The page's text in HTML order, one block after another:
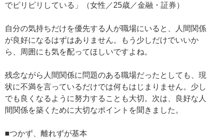
でピリピリしている」（女性／25歳／金融・証券）
自分の気持ちだけを優先する人が職場にいると、人間関係
が良好になるはずはありません。もう少しだけでいいか
ら、周囲にも気を配ってほしいですよね。
残念ながら人間関係に問題のある職場だったとしても、現
状に不満を言っているだけでは何もはじまりません。少し
でも良くなるように努力することも大切。次は、良好な人
間関係を築くために大切なポイントを聞きました。
■つかず、離れずが基本